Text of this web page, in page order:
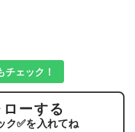
ェック！
ーする
ク✅を入れてね